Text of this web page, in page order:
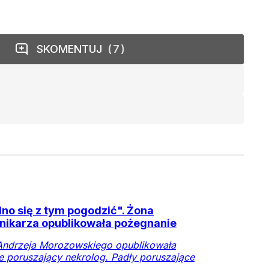
SKOMENTUJ 7
się z tym pogodzić". Żona
opublikowała pożegnanie
Morozowskiego opublikowała
poruszający nekrolog. Padły poruszające